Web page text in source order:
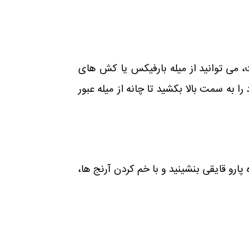
می توانید از میله بارفیکس یا کش های
سمت بالا بکشید تا چانه از میله عبور
قایقی بنشینید و با خم کردن آرنج ‌ها،